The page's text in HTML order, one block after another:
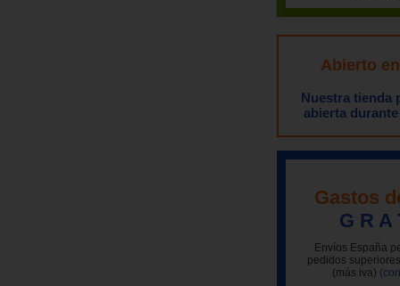
Abierto
Nuestra tienda
abierta
Gastos
G R A
Envíos España
pedidos
(más iva)